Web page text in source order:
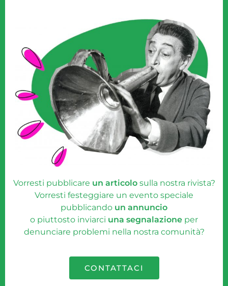
Vorresti pubblicare un articolosulla nostra rivista?
Vorresti festeggiare un evento speciale
pubblicando un annuncio
o piuttosto inviarci una segnalazione per
denunciare problemi nella nostra comunità?
CONTATTACI